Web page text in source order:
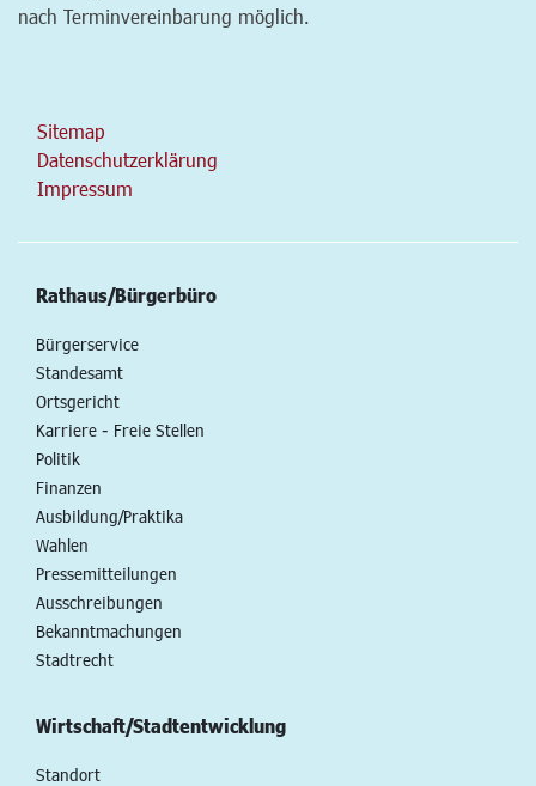
nach Terminvereinbarung möglich.
Sitemap
Datenschutzerklärung
Impressum
Rathaus/Bürgerbüro
Bürgerservice
Standesamt
Ortsgericht
Karriere - Freie Stellen
Politik
Finanzen
Ausbildung/Praktika
Wahlen
Pressemitteilungen
Ausschreibungen
Bekanntmachungen
Stadtrecht
Wirtschaft/Stadtentwicklung
Standort